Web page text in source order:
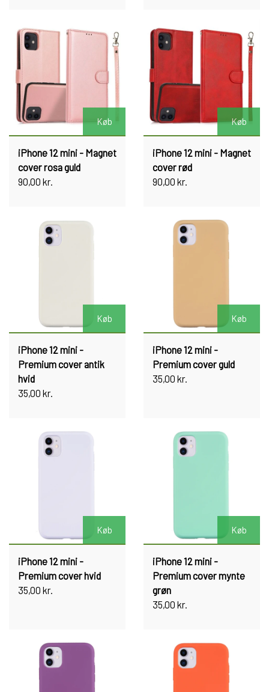
Køb
iPhone 12 mini - Magnet
cover rosa guld
90,00 kr.
Køb
iPhone 12 mini - Magnet
cover rød
90,00 kr.
Køb
iPhone 12 mini -
Premium cover antik
hvid
35,00 kr.
Køb
iPhone 12 mini -
Premium cover guld
35,00 kr.
Køb
iPhone 12 mini -
Premium cover hvid
35,00 kr.
Køb
iPhone 12 mini -
Premium cover mynte
grøn
35,00 kr.